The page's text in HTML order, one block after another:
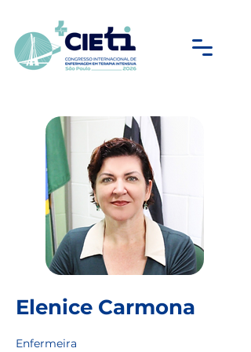
Elenice Carmona
Enfermeira